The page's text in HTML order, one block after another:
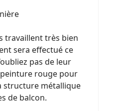
travaillent très bien
sera effectué ce
pas de leur
rouge pour
structure métallique
de balcon.